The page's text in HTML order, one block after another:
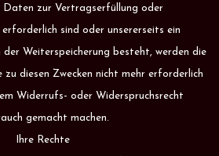
Daten zur Vertragserfüllung oder
sind oder unsererseits ein
Weiterspeicherung besteht, werden die
zu diesen Zwecken nicht mehr erforderlich
Widerrufs- oder Widerspruchsrecht
gemacht machen.
Ihre Rechte